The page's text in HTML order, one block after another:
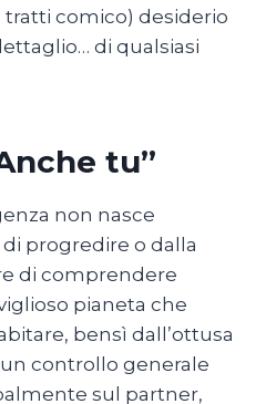
comico) desiderio
di qualsiasi
tu”
non nasce
progredire o dalla
di comprendere
pianeta che
bensì dall’ottusa
controllo generale
sul partner,